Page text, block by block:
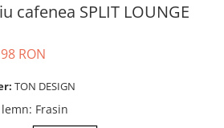
cafenea SPLIT LOUNGE
RON
TON DESIGN
: Frasin